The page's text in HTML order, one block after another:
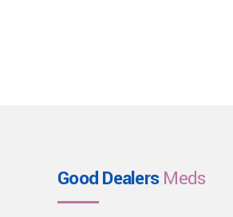
Good DealersMeds